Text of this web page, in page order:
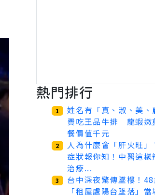
熱門排行
1
姓名有「真、淑、美、
費吃王品牛排 龍蝦嫩
餐價值千元
2
人為什麼會「肝火旺」
症狀報你知！中醫這樣
治療...
3
台中深夜驚傳墜樓！
「租屋處陽台墜落」當